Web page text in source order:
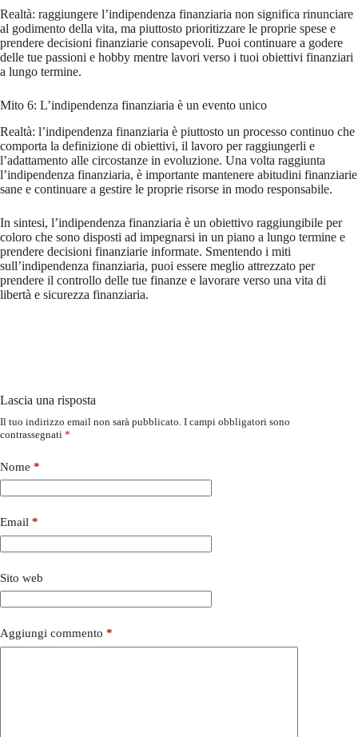
Realtà: raggiungere l’indipendenza finanziaria non significa rinunciare
al godimento della vita, ma piuttosto prioritizzare le proprie spese e
prendere decisioni finanziarie consapevoli. Puoi continuare a godere
delle tue passioni e hobby mentre lavori verso i tuoi obiettivi finanziari
a lungo termine.
Mito 6: L’indipendenza finanziaria è un evento unico
Realtà: l’indipendenza finanziaria è piuttosto un processo continuo che
comporta la definizione di obiettivi, il lavoro per raggiungerli e
l’adattamento alle circostanze in evoluzione. Una volta raggiunta
l’indipendenza finanziaria, è importante mantenere abitudini finanziarie
sane e continuare a gestire le proprie risorse in modo responsabile.
In sintesi, l’indipendenza finanziaria è un obiettivo raggiungibile per
coloro che sono disposti ad impegnarsi in un piano a lungo termine e
prendere decisioni finanziarie informate. Smentendo i miti
sull’indipendenza finanziaria, puoi essere meglio attrezzato per
prendere il controllo delle tue finanze e lavorare verso una vita di
libertà e sicurezza finanziaria.
Lascia una risposta
Il tuo indirizzo email non sarà pubblicato. I campi obbligatori sono
contrassegnati *
Nome *
Email *
Sito web
Aggiungi commento *